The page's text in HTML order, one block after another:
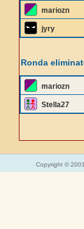
mariozn
jyry
Ronda
mariozn
Stella27
Copyright ©